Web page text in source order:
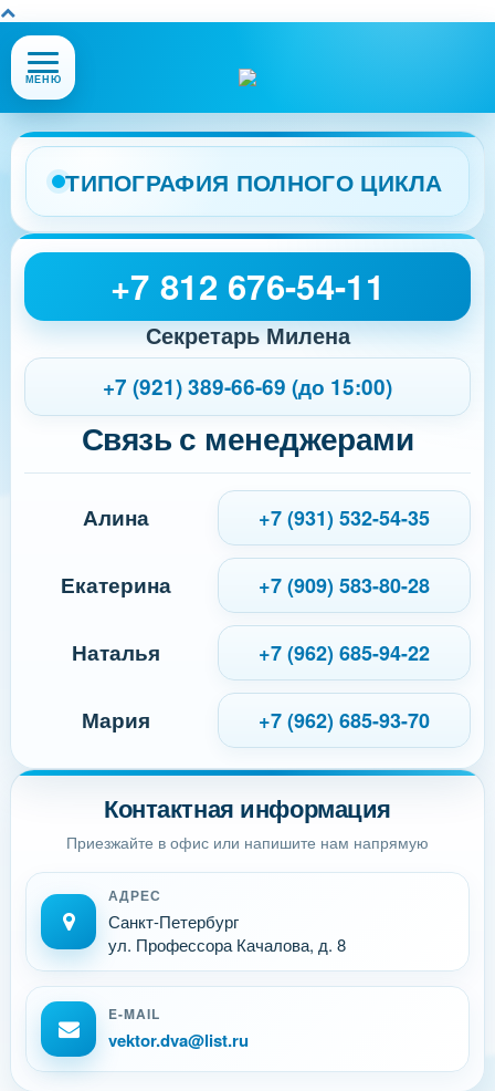
Открыть
или
меню
сайта
МЕНЮ
ТИПОГРАФИЯ ПОЛНОГО ЦИКЛА
Контактная информация
Приезжайте в офис или напишите нам напрямую
АДРЕС
Санкт-Петербург
ул. Профессора Качалова, д. 8
E-MAIL
vektor.dva@list.ru
+7 812 676-54-11
Секретарь Милена
+7 (921) 389-66-69 (до 15:00)
Связь с менеджерами
Алина +7 (931) 532-54-35
Екатерина +7 (909) 583-80-28
Наталья +7 (962) 685-94-22
Мария +7 (962) 685-93-70